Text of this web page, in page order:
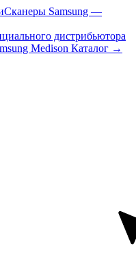
Сканеры Samsung —
дистрибьютора
Medison Каталог →